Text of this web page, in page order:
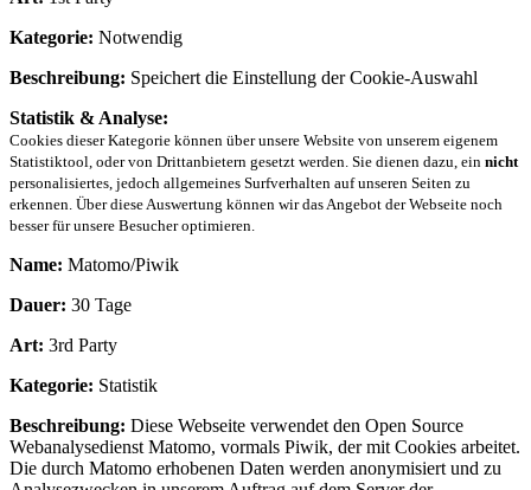
Kategorie: Notwendig
Beschreibung: Speichert die Einstellung der Cookie-Auswahl
Statistik & Analyse:
Cookies dieser Kategorie können über unsere Website von unserem eigenem
Statistiktool, oder von Drittanbietern gesetzt werden. Sie dienen dazu, ein nicht
personalisiertes, jedoch allgemeines Surfverhalten auf unseren Seiten zu
erkennen. Über diese Auswertung können wir das Angebot der Webseite noch
besser für unsere Besucher optimieren.
Name: Matomo/Piwik
Dauer: 30 Tage
Art: 3rd Party
Kategorie: Statistik
Beschreibung: Diese Webseite verwendet den Open Source
Webanalysedienst Matomo, vormals Piwik, der mit Cookies arbeitet.
Die durch Matomo erhobenen Daten werden anonymisiert und zu